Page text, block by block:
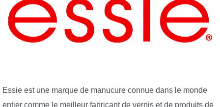
Essie est une marque de manucure connue dans le monde
entier comme le meilleur fabricant de vernis et de produits de